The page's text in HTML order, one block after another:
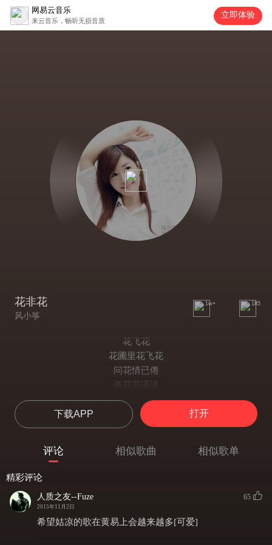
网易云音乐
来云音乐，畅听无损音质
立即体验
花非花
风小筝
1w+ 185
花飞花
花圃里花飞花
问花情已倦
依花花语浅
别花影翩翩
人静花亦闲
闲酌在小亭间
凝望随风声
藉一片月了解
下载APP 打开
评论 相似歌曲 相似歌单
精彩评论
人质之友--Fuze
2015年11月2日
65
希望姑凉的歌在黄易上会越来越多[可爱]